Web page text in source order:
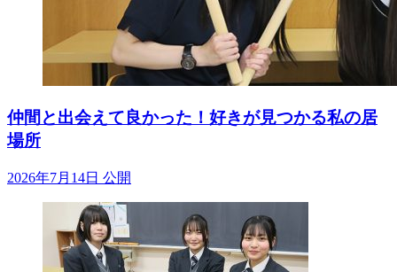
仲間と出会えて良かった！好きが見つかる私の居
場所
2026年7月14日 公開